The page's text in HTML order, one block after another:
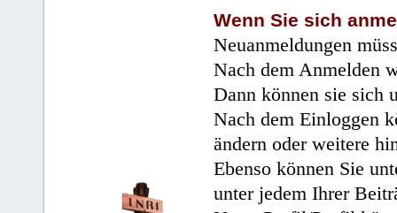
Wenn Sie sich
Neuanmeldungen
Nach dem Anmelden
Dann können sie sich
Nach dem Einloggen
ändern oder weitere
Ebenso können Sie
unter jedem Ihrer